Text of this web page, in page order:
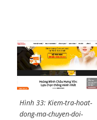
Hình 33: Kiem-tra-hoat-
dong-ma-chuyen-doi-